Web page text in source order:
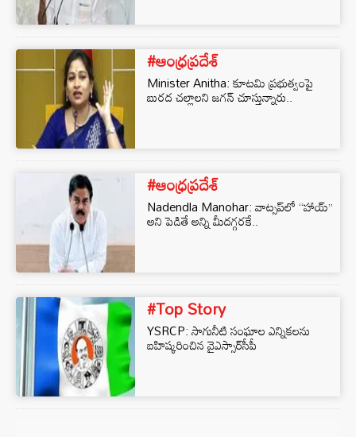
#ఆంధ్రప్రదేశ్
Minister Anitha: కూటమి ప్రభుత్వంపై
బురద చల్లాలని జగన్ చూస్తున్నారు..
#ఆంధ్రప్రదేశ్
Nadendla Manohar: వాట్సప్‌లో “హాయ్”
అని పెడితే అన్ని మీదగ్గరకే..
#Top Story
YSRCP: సాగునీటి సంఘాల ఎన్నికలను
బహిష్కరించిన వైఎస్సార్‌సీపీ